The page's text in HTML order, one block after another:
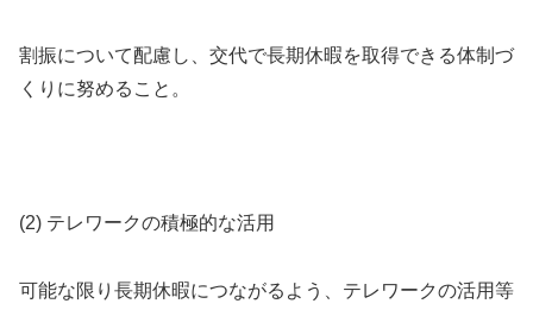
割振について配慮し、交代で長期休暇を取得できる体制づ
くりに努めること。
(2) テレワークの積極的な活用
可能な限り長期休暇につながるよう、テレワークの活用等